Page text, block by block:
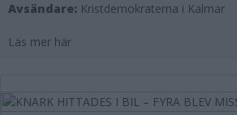
Avsändare: Kristdemokraterna i Kalmar
Läs mer här